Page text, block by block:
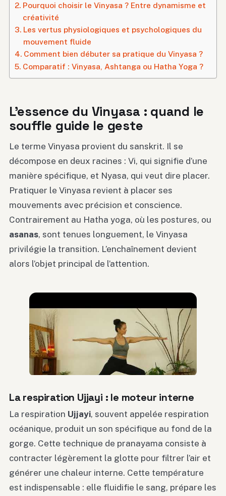
Pourquoi choisir le Vinyasa ? Entre dynamisme et
créativité
Les vertus physiologiques et psychologiques du
mouvement fluide
Comment bien débuter sa pratique du Vinyasa ?
Comparatif : Vinyasa, Ashtanga ou Hatha Yoga ?
L’essence du Vinyasa : quand le
souffle guide le geste
Le terme Vinyasa provient du sanskrit. Il se
décompose en deux racines : Vi, qui signifie d’une
manière spécifique, et Nyasa, qui veut dire placer.
Pratiquer le Vinyasa revient à placer ses
mouvements avec précision et conscience.
Contrairement au Hatha yoga, où les postures, ou
asanas, sont tenues longuement, le Vinyasa
privilégie la transition. L’enchaînement devient
alors l’objet principal de l’attention.
La respiration Ujjayi : le moteur interne
La respiration Ujjayi, souvent appelée respiration
océanique, produit un son spécifique au fond de la
gorge. Cette technique de pranayama consiste à
contracter légèrement la glotte pour filtrer l’air et
générer une chaleur interne. Cette température
est indispensable : elle fluidifie le sang, prépare les